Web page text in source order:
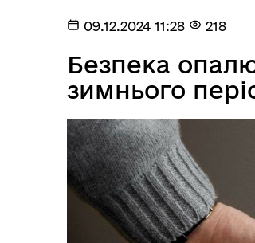
09.12.2024 11:28 218
Безпека
зимнього